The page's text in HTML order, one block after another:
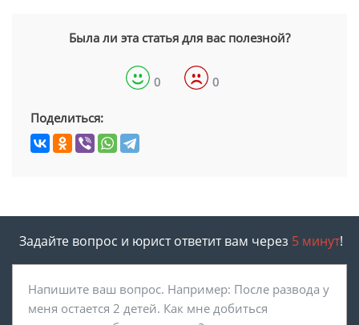
Была ли эта статья для вас полезной?
0 0
Поделиться:
Задайте вопрос и юрист ответит вам через 5 минут!